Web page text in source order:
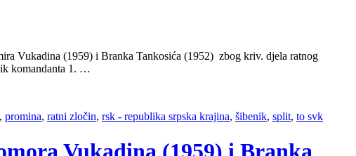
Vukadina (1959) i Branka Tankosića (1952) zbog kriv. djela ratnog
komandanta 1. …
, promina, ratni zločin, rsk - republika srpska krajina, šibenik, split, to svk
Vukadina (1959) i Branka